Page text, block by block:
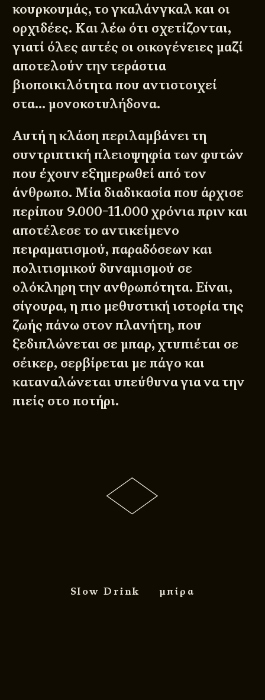
κουρκουμάς, τογκαλάνγκαλκαι οι
ορχιδέες. Και λέω ότι σχετίζονται,
γιατί όλες αυτές οι οικογένειες μαζί
αποτελούν την τεράστια
βιοποικιλότητα που αντιστοιχεί
στα… μονοκοτυλήδονα.
Αυτή η κλάση περιλαμβάνει τη
συντριπτική πλειοψηφία των φυτών
που έχουν εξημερωθεί από τον
άνθρωπο. Μία διαδικασία που άρχισε
περίπου 9.000-11.000 χρόνια πριν και
αποτέλεσε το αντικείμενο
πειραματισμού, παραδόσεων και
πολιτισμικού δυναμισμού σε
ολόκληρη την ανθρωπότητα. Είναι,
σίγουρα, η πιο μεθυστική ιστορία της
ζωής πάνω στον πλανήτη, που
ξεδιπλώνεται σε μπαρ, χτυπιέται σε
σέικερ, σερβίρεται με πάγο και
καταναλώνεται υπεύθυνα για να την
πιείς στο ποτήρι.
Slow Drink μπίρα